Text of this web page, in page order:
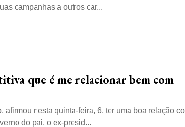
campanhas a outros car...
que é me relacionar bem com
nesta quinta-feira, 6, ter uma boa relação
do pai, o ex-presid...